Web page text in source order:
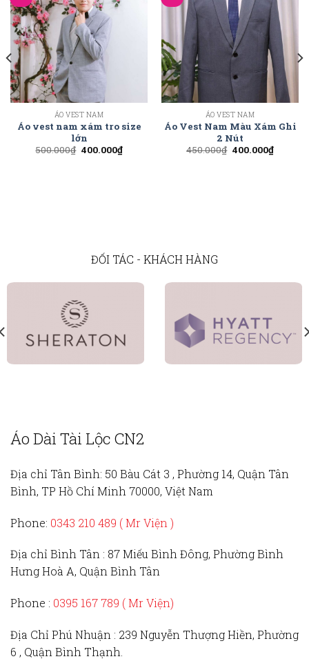
ÁO VEST NAM
Áo vest nam xám tro size
lớn
500.000₫ 400.000₫
ÁO VEST NAM
Áo Vest Nam Màu Xám Ghi
2 Nút
450.000₫ 400.000₫
ĐỐI TÁC - KHÁCH HÀNG
Áo Dài Tài Lộc CN2
Địa chỉ Tân Bình: 50 Bàu Cát 3 , Phường 14, Quận Tân
Bình, TP Hồ Chí Minh 70000, Việt Nam
Phone: 0343 210 489 ( Mr Viện )
Địa chỉ Bình Tân : 87 Miếu Bình Đông, Phường Bình
Hưng Hoà A, Quận Bình Tân
Phone : 0395 167 789 ( Mr Viện)
Địa Chỉ Phú Nhuận : 239 Nguyễn Thượng Hiền, Phường
6 , Quận Bình Thạnh.